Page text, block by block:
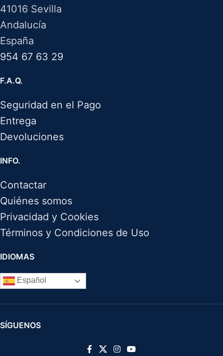
41016 Sevilla
Andalucía
España
954 67 63 29
F.A.Q.
Seguridad en el Pago
Entrega
Devoluciones
INFO.
Contactar
Quiénes somos
Privacidad y Cookies
Términos y Condiciones de Uso
IDIOMAS
Español
SÍGUENOS